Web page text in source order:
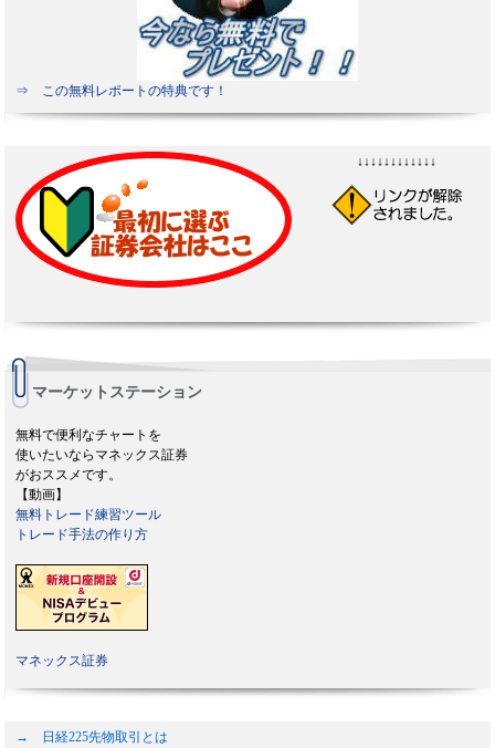
⇒ この無料レポートの特典です！
↓↓↓↓↓↓↓↓↓↓↓↓
マーケットステーション
無料で便利なチャートを
使いたいならマネックス証券
がおススメです。
【動画】
無料トレード練習ツール
トレード手法の作り方
マネックス証券
→ 日経225先物取引とは